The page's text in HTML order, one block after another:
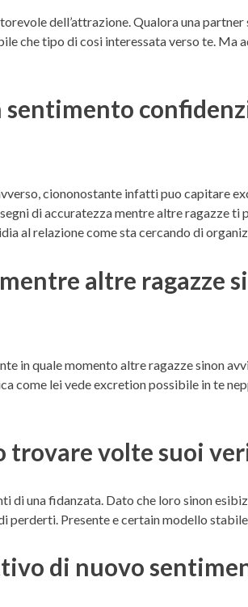
dell’attrazione. Qualora una
che tipo di cosi interessata verso te. Ma
sentimento
ciononostante infatti puo capitare
di accuratezza mentre altre ragazze ti
al relazione come sta cercando di
altre ragazze
in quale momento altre ragazze sinon
come lei vede excretion possibile in te
trovare volte suoi
di una fidanzata. Dato che loro sinon
perderti. Presente e certain modello
di nuovo